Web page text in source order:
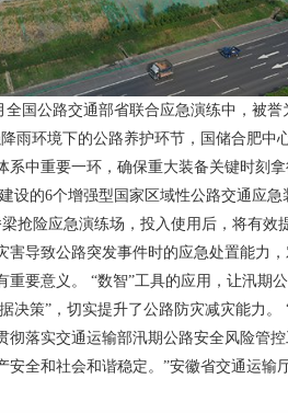
国公路交通部省联合应急演练中，被誉
雨环境下的公路养护环节，国储合肥中
系中重要一环，确保重大装备关键时刻
设的6个增强型国家区域性公路交通应急
抢险应急演练场，投入使用后，将有效
导致公路突发事件时的应急处置能力
要意义。 “数智”工具的应用，让汛期
决策”，切实提升了公路防灾减灾能力。
落实交通运输部汛期公路安全风险管
全和社会和谐稳定。”安徽省交通运输